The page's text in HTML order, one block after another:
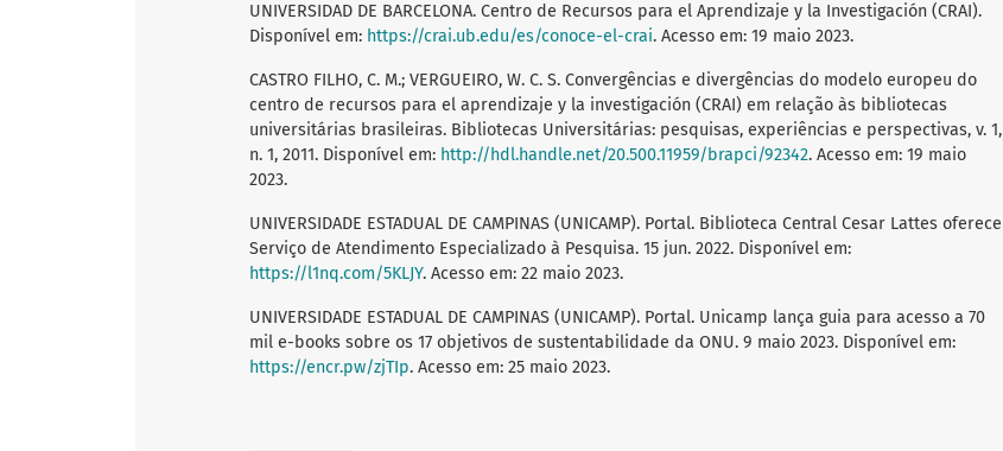
UNIVERSIDAD DE BARCELONA. Centro de Recursos para el Aprendizaje y la Investigación (CRAI).
Disponível em: https://crai.ub.edu/es/conoce-el-crai. Acesso em: 19 maio 2023.
CASTRO FILHO, C. M.; VERGUEIRO, W. C. S. Convergências e divergências do modelo europeu do
centro de recursos para el aprendizaje y la investigación (CRAI) em relação às bibliotecas
universitárias brasileiras. Bibliotecas Universitárias: pesquisas, experiências e perspectivas, v. 1,
n. 1, 2011. Disponível em: http://hdl.handle.net/20.500.11959/brapci/92342. Acesso em: 19 maio
2023.
UNIVERSIDADE ESTADUAL DE CAMPINAS (UNICAMP). Portal. Biblioteca Central Cesar Lattes oferece
Serviço de Atendimento Especializado à Pesquisa. 15 jun. 2022. Disponível em:
https://l1nq.com/5KLJY. Acesso em: 22 maio 2023.
UNIVERSIDADE ESTADUAL DE CAMPINAS (UNICAMP). Portal. Unicamp lança guia para acesso a 70
mil e-books sobre os 17 objetivos de sustentabilidade da ONU. 9 maio 2023. Disponível em:
https://encr.pw/zjTIp. Acesso em: 25 maio 2023.